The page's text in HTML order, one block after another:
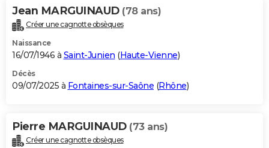
Alimentation
Guide de la santé
Maladies
Médicaments
Sommeil
VOYAGE
Destinations
City break
Voyage nature
Voyage de noces
Forum
Climat
+PHOTO
GUIDES D'ACHAT
BONS PLANS
Carte de Noël
Carte Bonne année
Carte Saint-Valentin
Carte Pâques
Carte d'anniversaire
DICTIONNAIRE
Jean MARGUINAUD (78 ans)
Créer une cagnotte obsèques
Naissance
16/07/1946 à Saint-Junien (Haute-Vienne)
Décès
09/07/2025 à Fontaines-sur-Saône (Rhône)
Pierre MARGUINAUD (73 ans)
Créer une cagnotte obsèques